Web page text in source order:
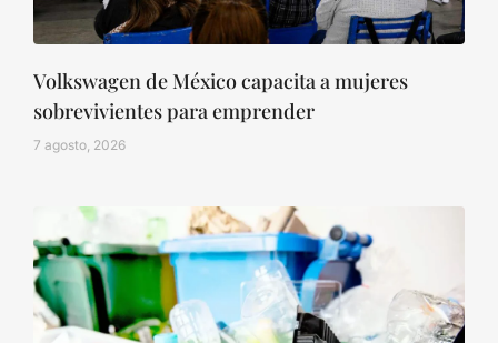
Volkswagen de México capacita a mujeres
sobrevivientes para emprender
7 agosto, 2026